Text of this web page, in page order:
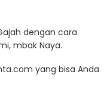
dengan cara
mbak Naya.
yang bisa Anda